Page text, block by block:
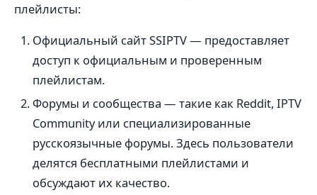
плейлисты:
Официальный сайт SSIPTV — предоставляет
доступ к официальным и проверенным
плейлистам.
Форумы и сообщества — такие как Reddit, IPTV
Community или специализированные
русскоязычные форумы. Здесь пользователи
делятся бесплатными плейлистами и
обсуждают их качество.